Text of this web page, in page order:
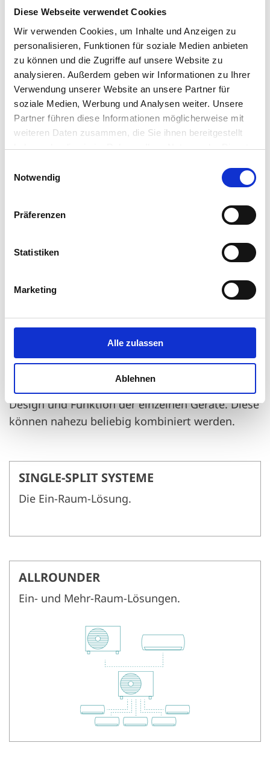
Diese Webseite verwendet Cookies
Wir verwenden Cookies, um Inhalte und Anzeigen zu
personalisieren, Funktionen für soziale Medien anbieten
zu können und die Zugriffe auf unsere Website zu
analysieren. Außerdem geben wir Informationen zu Ihrer
Verwendung unserer Website an unsere Partner für
soziale Medien, Werbung und Analysen weiter. Unsere
Partner führen diese Informationen möglicherweise mit
weiteren Daten zusammen, die Sie ihnen bereitgestellt
haben oder die sie im Rahmen Ihrer Nutzung der Dienste
Vollständige Datenschutzerklärung anzeigen
Notwendig
Präferenzen
Statistiken
Marketing
Alle zulassen
Ablehnen
Schritt 4: Passendes Außengerät
Die überschüssige Wärme des Innenraums
wird entzogen und über das Kältemittel zum
Außengerät transportiert.
Im Außengerät wird die Wärme abgegeben und
das Kältemittel strömt zurück zum Innengerät.
Außengerät für Sie das richtige ist, entscheidet
die Anzahl an Innengeräten, die angeschlossen
Innengeräte
Um Ihnen die Auswahl des optimalen
Design und Funktion der einzelnen Geräte. Diese
können nahezu beliebig kombiniert werden.
SINGLE-SPLIT SYSTEME
Die Ein-Raum-Lösung.
ALLROUNDER
Ein- und Mehr-Raum-Lösungen.